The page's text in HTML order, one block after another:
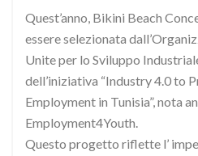
Quest’anno, Bikini Beach
essere selezionata
Unite per lo Sviluppo
dell’iniziativa “Industry 4.0 to
Employment in Tunisia”, nota
Employment4Youth.
Questo progetto riflette l’